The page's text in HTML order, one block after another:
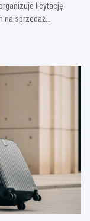
licytację
sprzedaż…